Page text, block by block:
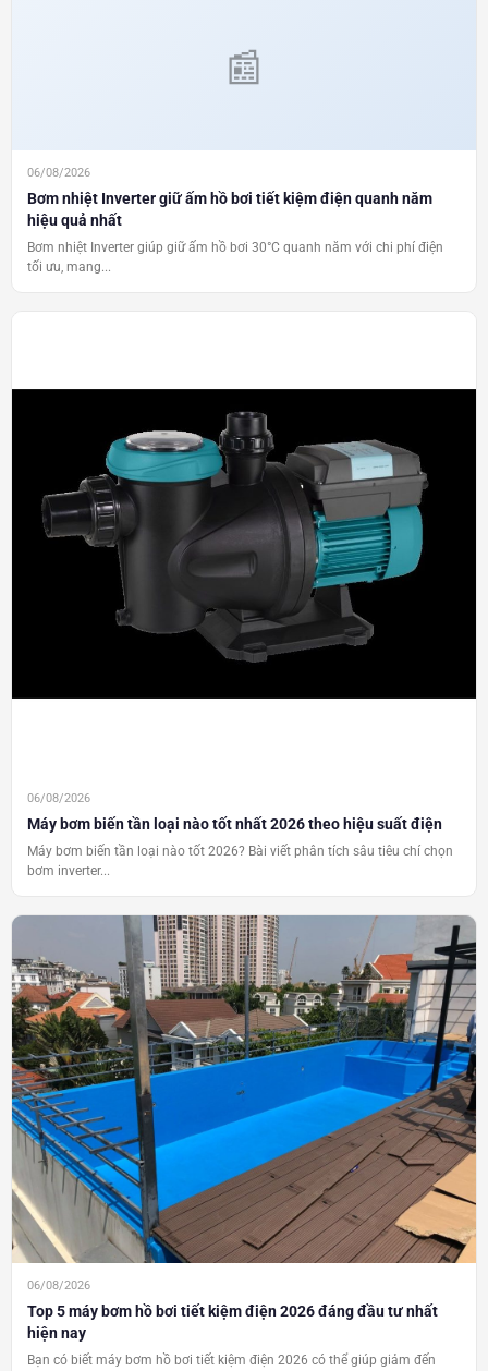
06/08/2026
Bơm nhiệt Inverter giữ ấm hồ bơi tiết kiệm điện quanh năm
hiệu quả nhất
Bơm nhiệt Inverter giúp giữ ấm hồ bơi 30°C quanh năm với chi phí điện
tối ưu, mang...
06/08/2026
Máy bơm biến tần loại nào tốt nhất 2026 theo hiệu suất điện
Máy bơm biến tần loại nào tốt 2026? Bài viết phân tích sâu tiêu chí chọn
bơm inverter...
06/08/2026
Top 5 máy bơm hồ bơi tiết kiệm điện 2026 đáng đầu tư nhất
hiện nay
Bạn có biết máy bơm hồ bơi tiết kiệm điện 2026 có thể giúp giảm đến